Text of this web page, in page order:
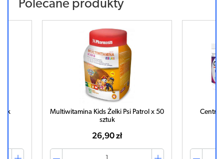
Polecane produkty
Multiwitamina Kids Żelki Psi Patrol x 50
sztuk
26,90 zł